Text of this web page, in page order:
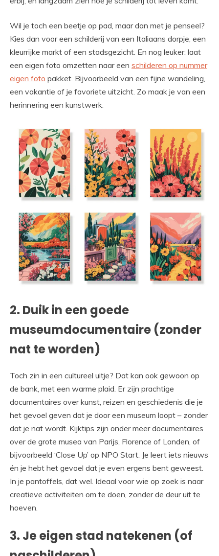
Wil je toch een beetje op pad, maar dan met je penseel?
Kies dan voor een schilderij van een Italiaans dorpje, een
kleurrijke markt of een stadsgezicht. En nog leuker: laat
een eigen foto omzetten naar een schilderen op nummer
eigen foto pakket. Bijvoorbeeld van een fijne wandeling,
een vakantie of je favoriete uitzicht. Zo maak je van een
herinnering een kunstwerk.
2. Duik in een goede
museumdocumentaire (zonder
nat te worden)
Toch zin in een cultureel uitje? Dat kan ook gewoon op
de bank, met een warme plaid. Er zijn prachtige
documentaires over kunst, reizen en geschiedenis die je
het gevoel geven dat je door een museum loopt – zonder
dat je nat wordt. Kijktips zijn onder meer documentaires
over de grote musea van Parijs, Florence of Londen, of
bijvoorbeeld ‘Close Up’ op NPO Start. Je leert iets nieuws
én je hebt het gevoel dat je even ergens bent geweest.
In je pantoffels, dat wel. Ideaal voor wie op zoek is naar
creatieve activiteiten om te doen, zonder de deur uit te
hoeven.
3. Je eigen stad natekenen (of